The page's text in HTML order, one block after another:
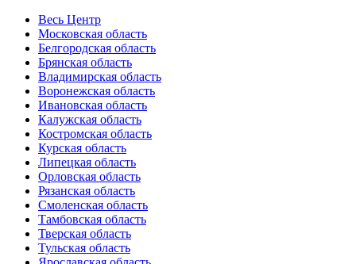
Весь Центр
Московская область
Белгородская область
Брянская область
Владимирская область
Воронежская область
Ивановская область
Калужская область
Костромская область
Курская область
Липецкая область
Орловская область
Рязанская область
Смоленская область
Тамбовская область
Тверская область
Тульская область